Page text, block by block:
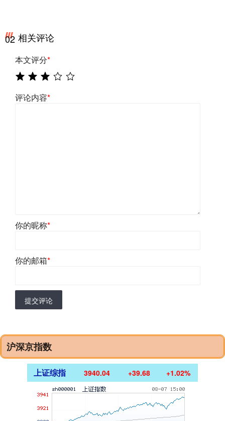
02 相关评论
本文评分*
评论内容*
你的昵称*
你的邮箱*
提交评论
沪深京指数
上证综指 3940.04 +39.68 +1.02%